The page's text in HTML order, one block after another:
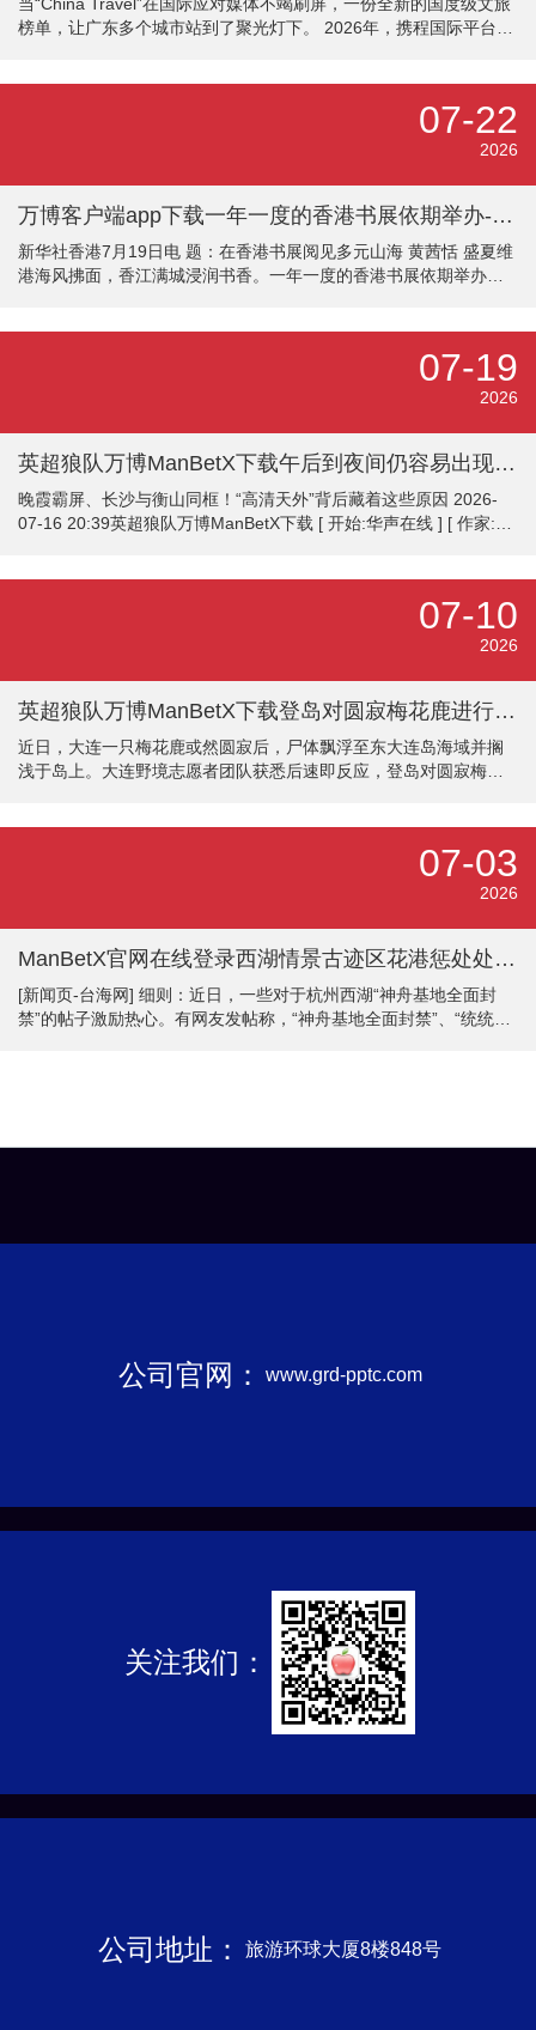
榜单，让广东多个城市站到了聚光灯下。 2026年，携程国际平台负
推出百项中国最初文旅体验。在这份以“中国特有、世界之最”为中枢
07-22
2026
万博客户端app下载一年一度的香港书展依期举办-万博max体育在线登录
新华社香港7月19日电 题：在香港书展阅见多元山海 黄茜恬 盛夏维
港海风拂面，香江满城浸润书香。一年一度的香港书展依期举办，
题，场内场外举办向上600项文化行径，指导市民与读者透过书页探
索寰宇万象，相逢多元好意思丽。 本届书展声势汜博、品类丰盈。
07-19
2026
英超狼队万博ManBetX下载午后到夜间仍容易出现局地阵雨或雷阵雨-万博max体育在线登录
晚霞霸屏、长沙与衡山同框！“高清天外”背后藏着这些原因 2026-
07-16 20:39英超狼队万博ManBetX下载 [ 开始:华声在线 ] [ 作家:曾
奇：“最近长沙的天外太出片了！”蓝天、晚霞、高能见度为何接连出
现？7月16日，记者采访安然、生态环境众人了解到，这背后既有副
07-10
2026
英超狼队万博ManBetX下载登岛对圆寂梅花鹿进行了专科处理-万博max体育在线登录
近日，大连一只梅花鹿或然圆寂后，尸体飘浮至东大连岛海域并搁
浅于岛上。大连野境志愿者团队获悉后速即反应，登岛对圆寂梅花
07-03
2026
ManBetX官网在线登录西湖情景古迹区花港惩处处责任主说念主员暗示-万博max体育在线登录
[新闻页-台海网] 细则：近日，一些对于杭州西湖“神舟基地全面封
禁”的帖子激励热心。有网友发帖称，“神舟基地全面封禁”、“统统网
公司官网： www.grd-pptc.com
关注我们：
公司地址： 旅游环球大厦8楼848号